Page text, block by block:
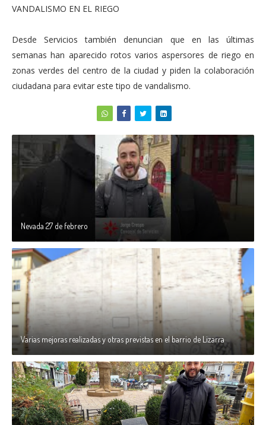
VANDALISMO EN EL RIEGO
Desde Servicios también denuncian que en las últimas
semanas han aparecido rotos varios aspersores de riego en
zonas verdes del centro de la ciudad y piden la colaboración
ciudadana para evitar este tipo de vandalismo.
Nevada 27 de febrero
Varias mejoras realizadas y otras previstas en el barrio de Lizarra